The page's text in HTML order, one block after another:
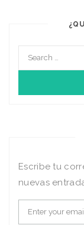
Escribe tu
nuevas